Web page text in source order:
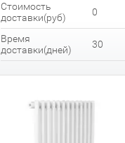
Стоимость
доставки(руб)
0
Время
доставки(дней)
30